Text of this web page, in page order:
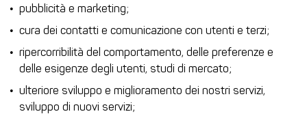
pubblicità e marketing;
cura dei contatti e comunicazione con utenti e terzi;
ripercorribilità del comportamento, delle preferenze e
delle esigenze degli utenti, studi di mercato;
ulteriore sviluppo e miglioramento dei nostri servizi,
sviluppo di nuovi servizi;